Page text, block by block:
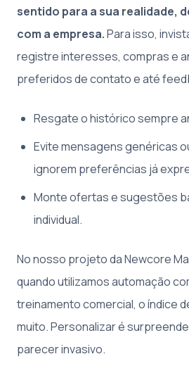
sentido para a sua realidade,
com a empresa.Para isso,
registre interesses, compras e
preferidos de contato e até
Resgate o histórico sempre
Evite mensagens genéricas
ignorem preferências já
Monte ofertas e sugestões
individual.
No nosso projeto da Newcore
quando utilizamos automação
treinamento comercial, o índice
muito. Personalizar é
parecer invasivo.